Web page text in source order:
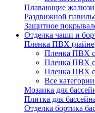
Плавающие жалюзи
Раздвижной
Защитное
Отделка чаши и
Пленка ПВХ
Пленка ПВХ
Пленка ПВХ
Пленка ПВХ
Все
Мозаика для
Плитка для
Отделка бортика